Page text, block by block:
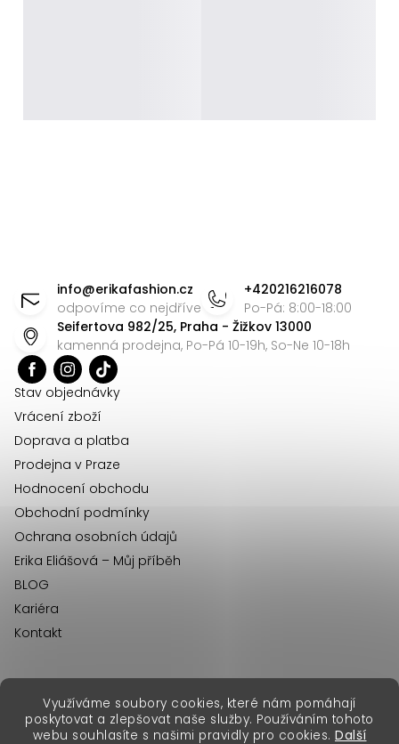
Využíváme soubory cookies, které nám pomáhají
poskytovat a zlepšovat naše služby. Používáním tohoto
webu souhlasíte s našimi pravidly pro cookies. Další
info@erikafashion.cz
odpovíme co nejdříve
+420216216078
Po-Pá: 8:00-18:00
Seifertova 982/25, Praha - Žižkov 13000
kamenná prodejna, Po-Pá 10-19h, So-Ne 10-18h
Stav objednávky
Vrácení zboží
Doprava a platba
Prodejna v Praze
Hodnocení obchodu
Obchodní podmínky
Ochrana osobních údajů
Erika Eliášová – Můj příběh
BLOG
Kariéra
Kontakt
Copyright 2026Erika Fashion. Všechna práva vyhrazena.
erikafashion.sk